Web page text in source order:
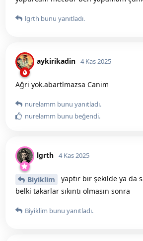
lgrth bunu yanıtladı.
aykirikadin 4 Kas 2025
Ağri yok.abartlmazsa Canim
nurelamm bunu yanıtladı.
nurelamm bunu beğendi.
lgrth 4 Kas 2025
Biyiklim
yaptır bir şekilde ya da
belki takarlar sıkıntı olmasın sonra
Biyiklim bunu yanıtladı.